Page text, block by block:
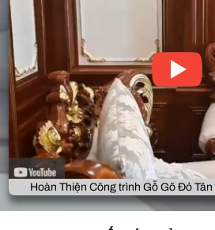
Hoàn Thiện Công trình Gỗ Gõ Đỏ
Giang